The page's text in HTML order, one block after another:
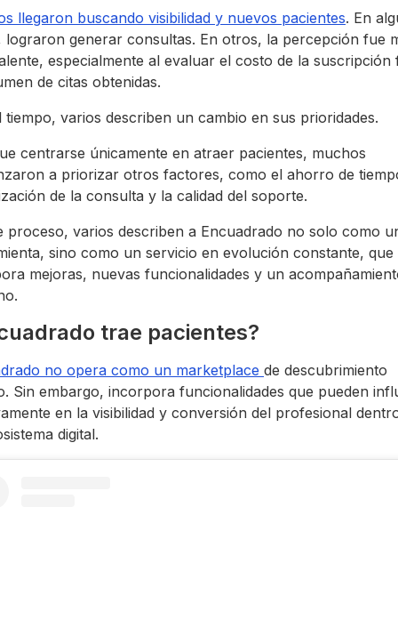
llegaron buscando visibilidad y nuevos pacientes. En
lograron generar consultas. En otros, la percepción fue
especialmente al evaluar el costo de la suscripción
de citas obtenidas.
tiempo, varios describen un cambio en sus prioridades.
centrarse únicamente en atraer pacientes, muchos
a priorizar otros factores, como el ahorro de
de la consulta y la calidad del soporte.
proceso, varios describen a Encuadrado no solo como
sino como un servicio en evolución constante, que
mejoras, nuevas funcionalidades y un
trae pacientes?
no opera como un marketplace de descubrimiento
Sin embargo, incorpora funcionalidades que pueden
en la visibilidad y conversión del profesional
digital.